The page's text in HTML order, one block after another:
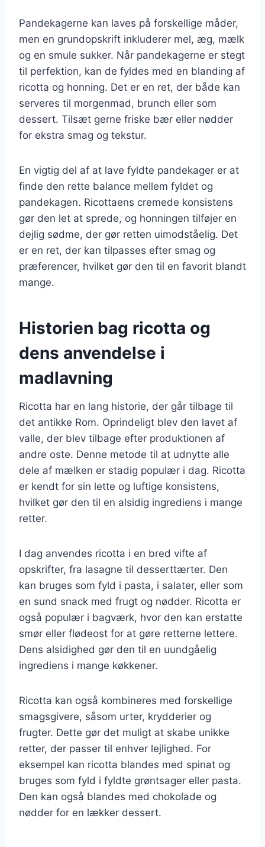
Pandekagerne kan laves på forskellige måder,
men en grundopskrift inkluderer mel, æg, mælk
og en smule sukker. Når pandekagerne er stegt
til perfektion, kan de fyldes med en blanding af
ricotta og honning. Det er en ret, der både kan
serveres til morgenmad, brunch eller som
dessert. Tilsæt gerne friske bær eller nødder
for ekstra smag og tekstur.
En vigtig del af at lave fyldte pandekager er at
finde den rette balance mellem fyldet og
pandekagen. Ricottaens cremede konsistens
gør den let at sprede, og honningen tilføjer en
dejlig sødme, der gør retten uimodståelig. Det
er en ret, der kan tilpasses efter smag og
præferencer, hvilket gør den til en favorit blandt
mange.
Historien bag ricotta og
dens anvendelse i
madlavning
Ricotta har en lang historie, der går tilbage til
det antikke Rom. Oprindeligt blev den lavet af
valle, der blev tilbage efter produktionen af
andre oste. Denne metode til at udnytte alle
dele af mælken er stadig populær i dag. Ricotta
er kendt for sin lette og luftige konsistens,
hvilket gør den til en alsidig ingrediens i mange
retter.
I dag anvendes ricotta i en bred vifte af
opskrifter, fra lasagne til desserttærter. Den
kan bruges som fyld i pasta, i salater, eller som
en sund snack med frugt og nødder. Ricotta er
også populær i bagværk, hvor den kan erstatte
smør eller flødeost for at gøre retterne lettere.
Dens alsidighed gør den til en uundgåelig
ingrediens i mange køkkener.
Ricotta kan også kombineres med forskellige
smagsgivere, såsom urter, krydderier og
frugter. Dette gør det muligt at skabe unikke
retter, der passer til enhver lejlighed. For
eksempel kan ricotta blandes med spinat og
bruges som fyld i fyldte grøntsager eller pasta.
Den kan også blandes med chokolade og
nødder for en lækker dessert.